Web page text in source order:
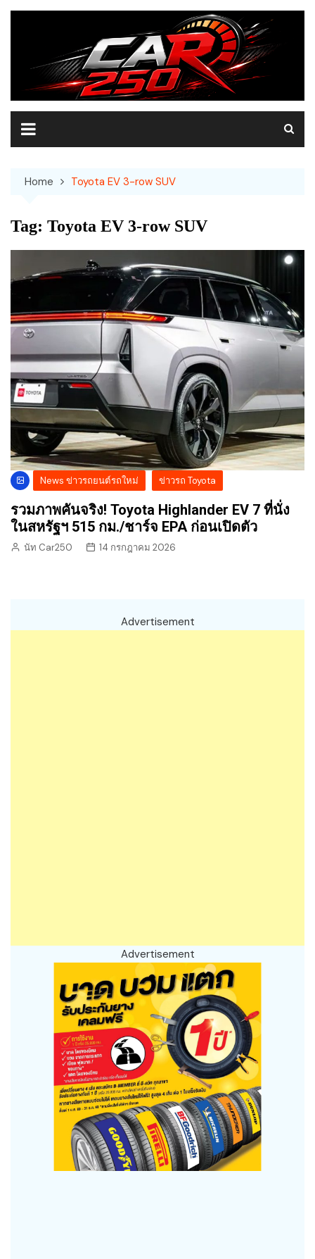
Skip
Home Toyota EV 3-row SUV
Tag: Toyota EV 3-row SUV
News ข่าวรถยนต์รถใหม่ ข่าวรถ Toyota
รวมภาพคันจริง! Toyota Highlander EV 7 ที่นั่ง
ในสหรัฐฯ 515 กม./ชาร์จ EPA ก่อนเปิดตัว
นัท Car250 14 กรกฎาคม 2026
Advertisement
Advertisement